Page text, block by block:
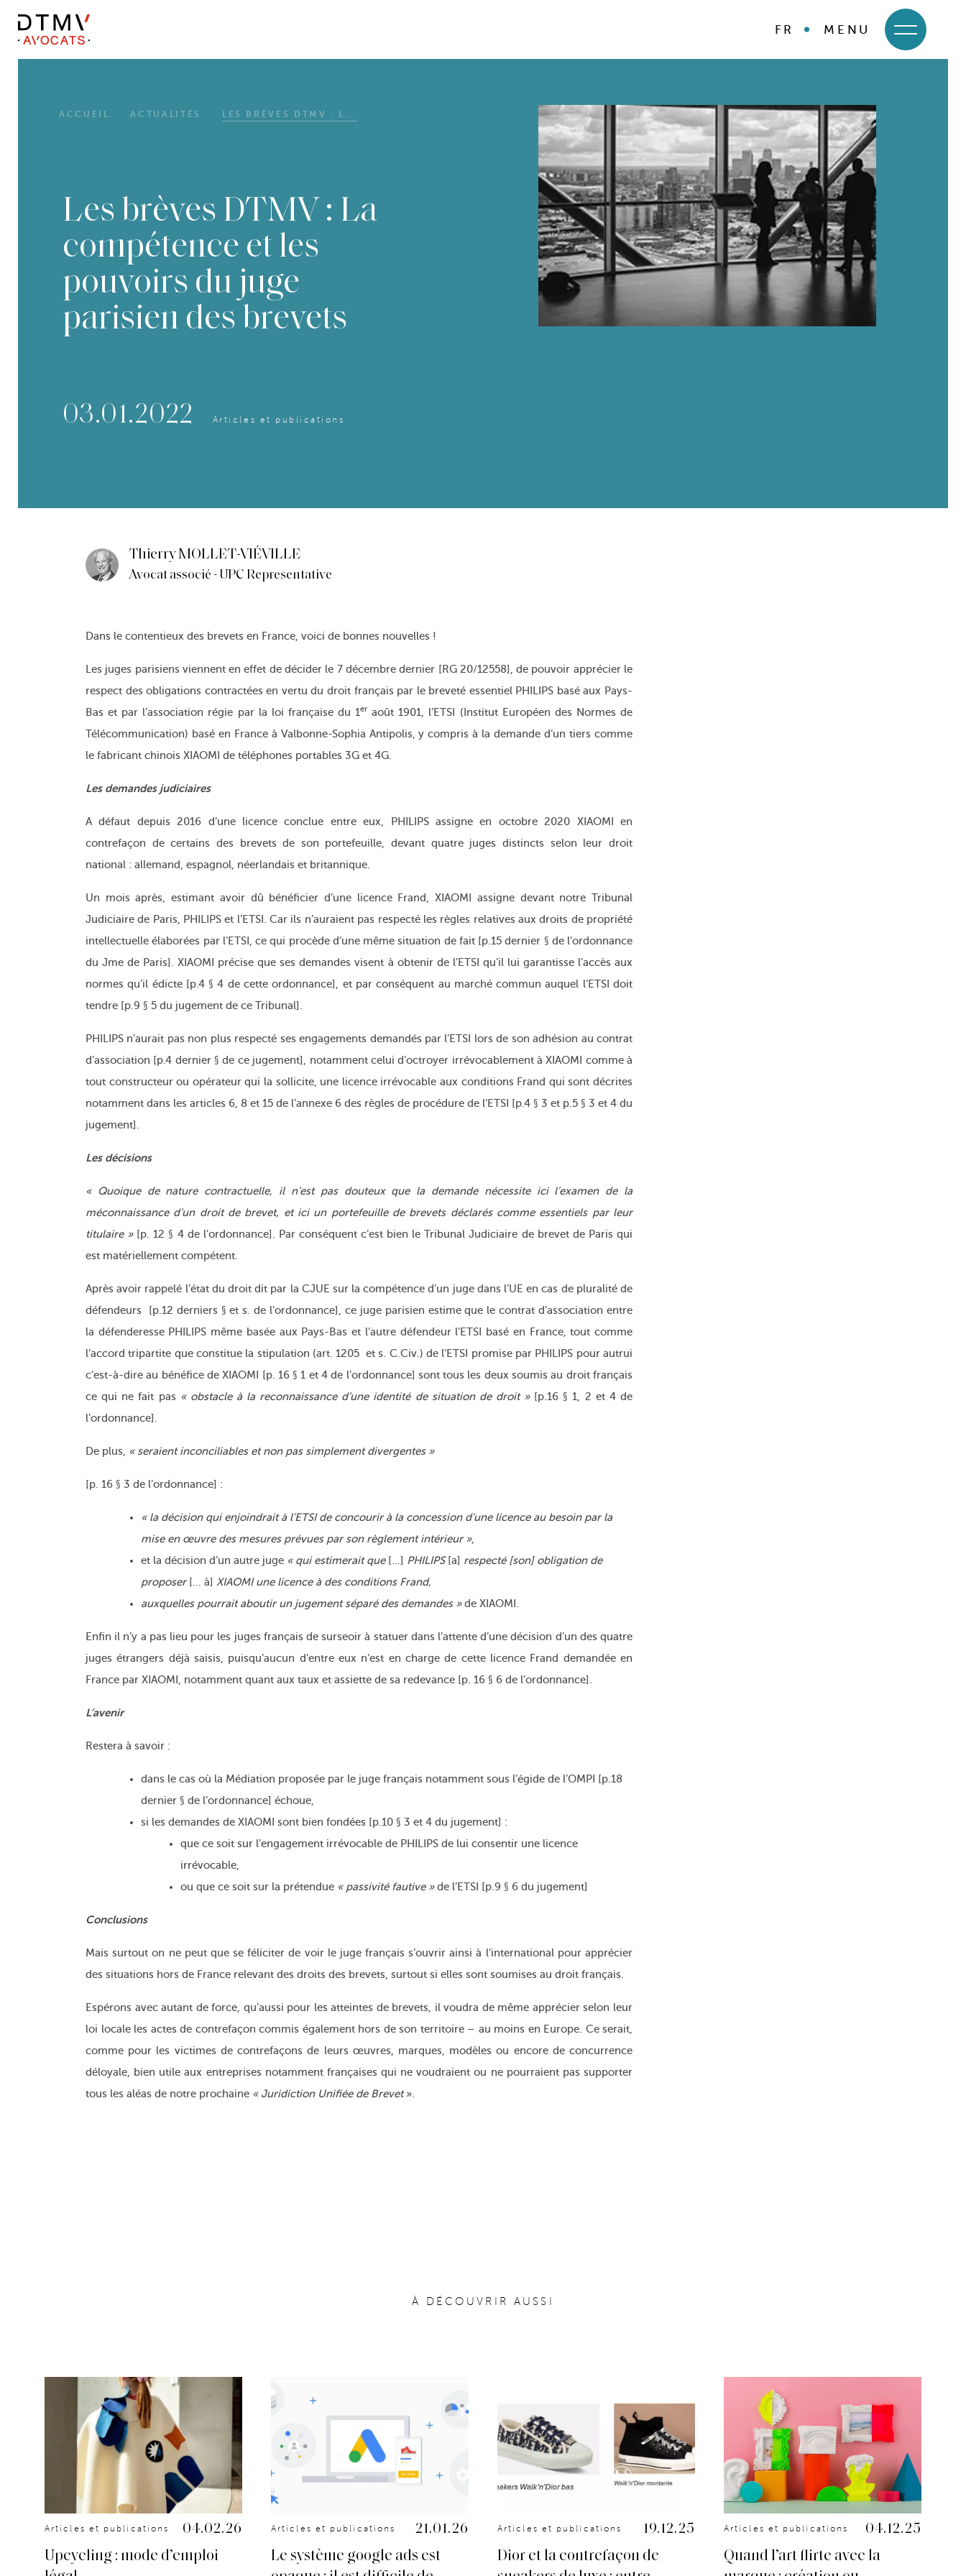
FR MENU
ACCUEIL ACTUALITÉS LES BRÈVES DTMV : L...
Les brèves DTMV : La
compétence et les
pouvoirs du juge
parisien des brevets
03.01.2022 Articles et publications
Thierry MOLLET-VIÉVILLE
Avocat associé - UPC Representative
Dans le contentieux des brevets en France, voici de bonnes nouvelles !
Les juges parisiens viennent en effet de décider le 7 décembre dernier [RG 20/12558], de pouvoir apprécier le
respect des obligations contractées en vertu du droit français par le breveté essentiel PHILIPS basé aux Pays-
Bas et par l’association régie par la loi française du 1er août 1901, l’ETSI (Institut Européen des Normes de
Télécommunication) basé en France à Valbonne-Sophia Antipolis, y compris à la demande d’un tiers comme
le fabricant chinois XIAOMI de téléphones portables 3G et 4G.
Les demandes judiciaires
A défaut depuis 2016 d’une licence conclue entre eux, PHILIPS assigne en octobre 2020 XIAOMI en
contrefaçon de certains des brevets de son portefeuille, devant quatre juges distincts selon leur droit
national : allemand, espagnol, néerlandais et britannique.
Un mois après, estimant avoir dû bénéficier d’une licence Frand, XIAOMI assigne devant notre Tribunal
Judiciaire de Paris, PHILIPS et l’ETSI. Car ils n’auraient pas respecté les règles relatives aux droits de propriété
intellectuelle élaborées par l’ETSI, ce qui procède d’une même situation de fait [p.15 dernier § de l’ordonnance
du Jme de Paris]. XIAOMI précise que ses demandes visent à obtenir de l’ETSI qu’il lui garantisse l’accès aux
normes qu’il édicte [p.4 § 4 de cette ordonnance], et par conséquent au marché commun auquel l’ETSI doit
tendre [p.9 § 5 du jugement de ce Tribunal].
PHILIPS n’aurait pas non plus respecté ses engagements demandés par l’ETSI lors de son adhésion au contrat
d’association [p.4 dernier § de ce jugement], notamment celui d’octroyer irrévocablement à XIAOMI comme à
tout constructeur ou opérateur qui la sollicite, une licence irrévocable aux conditions Frand qui sont décrites
notamment dans les articles 6, 8 et 15 de l’annexe 6 des règles de procédure de l’ETSI [p.4 § 3 et p.5 § 3 et 4 du
jugement].
Les décisions
« Quoique de nature contractuelle, il n’est pas douteux que la demande
nécessite ici l’examen de la
méconnaissance d’un droit de brevet, et ici un portefeuille de brevets déclarés comme essentiels par leur
titulaire »[p. 12 § 4 de l’ordonnance]. Par conséquent c’est bien le Tribunal Judiciaire de brevet de Paris qui
est matériellement compétent.
Après avoir rappelé l’état du droit dit par la CJUE sur la compétence d’un juge dans l’UE en cas de pluralité de
défendeurs [p.12 derniers § et s. de l’ordonnance], ce juge parisien estime que le contrat d’association entre
la défenderesse PHILIPS même basée aux Pays-Bas et l’autre défendeur l’ETSI basé en France, tout comme
l’accord tripartite que constitue la stipulation (art. 1205 et s. C.Civ.) de l’ETSI promise par PHILIPS pour autrui
c’est-à-dire au bénéfice de XIAOMI [p. 16 § 1 et 4 de l’ordonnance] sont tous les deux soumis au droit français
ce qui ne fait pas « obstacle à la reconnaissance d’une identité de situation de droit »[p.16 § 1, 2 et 4 de
l’ordonnance].
De plus, « seraient inconciliables et non pas simplement divergentes »
[p. 16 § 3 de l’ordonnance] :
« la décision qui enjoindrait à l’ETSI de concourir à la concession d’une licence au besoin par la
mise en œuvre des mesures prévues par son règlement intérieur »,
et la décision d’un autre juge « qui estimerait que […] PHILIPS[a] respecté [son] obligation de
proposer[… à] XIAOMI une licence à des conditions Frand,
auxquelles pourrait aboutir un jugement séparé des demandes »de XIAOMI.
Enfin il n’y a pas lieu pour les juges français de surseoir à statuer dans l’attente d’une décision d’un des quatre
juges étrangers déjà saisis, puisqu’aucun d’entre eux n’est en charge de cette licence Frand demandée en
France par XIAOMI, notamment quant aux taux et assiette de sa redevance [p. 16 § 6 de l’ordonnance].
L’avenir
Restera à savoir :
dans le cas où la Médiation proposée par le juge français notamment sous l’égide de l’OMPI [p.18
dernier § de l’ordonnance] échoue,
si les demandes de XIAOMI sont bien fondées [p.10 § 3 et 4 du jugement] :
que ce soit sur l’engagement irrévocable de PHILIPS de lui consentir une licence
irrévocable,
ou que ce soit sur la prétendue « passivité fautive »de l’ETSI [p.9 § 6 du jugement]
Conclusions
Mais surtout on ne peut que se féliciter de voir le juge français s’ouvrir ainsi à l’international pour apprécier
des situations hors de France relevant des droits des brevets, surtout si elles sont soumises au droit français.
Espérons avec autant de force, qu’aussi pour les atteintes de brevets, il voudra de même apprécier selon leur
loi locale les actes de contrefaçon commis également hors de son territoire – au moins en Europe. Ce serait,
comme pour les victimes de contrefaçons de leurs œuvres, marques, modèles ou encore de concurrence
déloyale, bien utile aux entreprises notamment françaises qui ne voudraient ou ne pourraient pas supporter
tous les aléas de notre prochaine « Juridiction Unifiée de Brevet».
À DÉCOUVRIR AUSSI
Articles et publications 04.02.26
Upcycling : mode d’emploi
Articles et publications 21.01.26
Le système google ads est
Articles et publications 19.12.25
Dior et la contrefaçon de
Articles et publications 04.12.25
Quand l’art flirte avec la